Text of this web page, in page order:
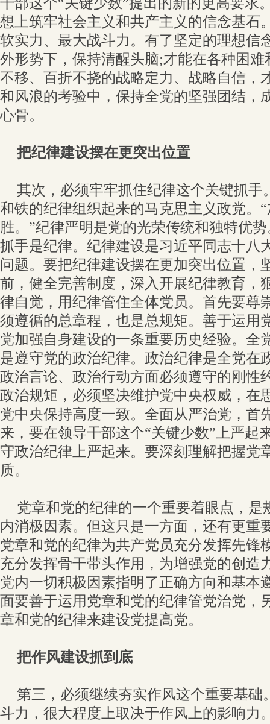
想上筑牢社会主义和共产主义的信念基石
软实力、最大战斗力。有了坚定的理想信
外形势下，保持清醒头脑;才能在各种困
不移、百折不挠的战略定力、战略自信，
和风浪的考验中，保持全党的坚强团结，
心骨。
把纪律建设摆在更突出位置
其次，必须牢牢抓住纪律这个关键抓手
和铁的纪律组织起来的马克思主义政党。
胜。”纪律严明是党的光荣传统和独特优
抓手是纪律。纪律建设是习近平同志十八
问题。要把纪律建设摆在更加突出位置，
前，健全完善制度，深入开展纪律教育，
律自觉，用纪律管住全体党员。首先要尊
须遵循的总章程，也是总规矩。善于运用
党加强自身建设的一条重要历史经验。全
是遵守党的政治纪律。政治纪律是全党在
政治言论、政治行动方面必须遵守的刚性
政治规矩，必须坚决维护党中央权威，在
党中央保持高度一致。全面从严治党，首
来，要在领导干部这个“关键少数”上严起
守政治纪律上严起来。要深刻理解把握党
质。
党章和党的纪律的一个重要着眼点，是
内消极因素。但这只是一方面，还有更重
党章和党的纪律为共产党员充分发挥先锋
充分发挥骨干带头作用，为增强党的创造
党内一切积极因素指明了正确方向和基本
面要善于运用党章和党的纪律管党治党，
章和党的纪律来建设党提高党。
把作风建设抓到底
第三，必须继续夯实作风这个重要基础
斗力，很大程度上取决于作风上的影响力